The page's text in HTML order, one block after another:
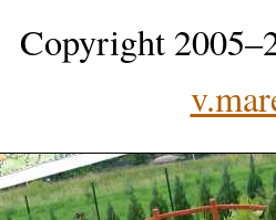
Copyright